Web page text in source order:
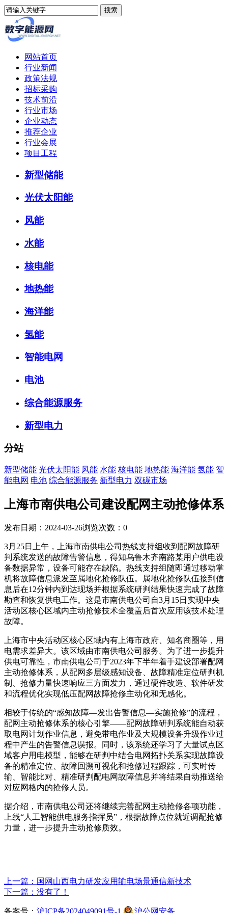
网站首页
行业新闻
政策法规
招标采购
技术前沿
行业市场
企业动态
推荐企业
行业会展
项目工程
新型储能
光伏太阳能
风能
水能
核电能
地热能
海洋能
氢能
智能电网
电池
综合能源服务
新型电力
分站
新型储能 光伏太阳能 风能 水能 核电能 地热能 海洋能 氢能 智
能电网 电池 综合能源服务 新型电力 双碳市场
上海市南供电公司建设配网主动抢修体系
发布日期：2024-03-26浏览次数： 0
3月25日上午，上海市南供电公司热线支持组收到配网故障研
判系统发送的故障告警信息，得知乌鲁木齐南路某用户供电设
备数据异常，设备可能存在缺陷。热线支持组随即通过移动掌
机将故障信息派发至属地化抢修队伍。属地化抢修队伍接到信
息后在12分钟内到达现场并根据系统研判结果快速完成了故障
勘查和恢复供电工作。这是市南供电公司自3月15日实现中央
活动区核心区域内主动抢修技术全覆盖后首次应用该技术处理
故障。
上海市中央活动区核心区域内有上海市政府、知名商圈等，用
电需求差异大。该区域由市南供电公司服务。为了进一步提升
供电可靠性，市南供电公司于2023年下半年着手建设部署配网
主动抢修体系，从配网多层级感知设备、故障精准定位研判机
制、抢修力量快速响应三方面发力，通过硬件改造、软件研发
和流程优化实现低压配网故障抢修主动化和无感化。
相较于传统的“感知故障—发出告警信息—实施抢修”的流程，
配网主动抢修体系的核心引擎——配网故障研判系统能自动获
取电网计划作业信息，避免带电作业及大规模设备升级作业过
程中产生的告警信息误报。同时，该系统还学习了大量试点区
域客户用电模型，能够在研判中结合电网拓扑关系实现故障设
备的精准定位、故障回溯可视化和抢修过程跟踪，可实时传
输、智能比对、精准研判配电网故障信息并将结果自动推送给
对应网格内的抢修人员。
据介绍，市南供电公司还将继续完善配网主动抢修各项功能，
上线“人工智能供电服务指挥员”，根据故障点位就近调配抢修
力量，进一步提升主动抢修质效。
上一篇：国网山西电力研发应用输电场景通信新技术
下一篇：没有了！
备案号： 沪ICP备2024049091号-1 沪公网安备